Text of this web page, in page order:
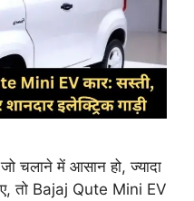
चलाने में आसान हो, ज्यादा
तो Bajaj Qute Mini EV